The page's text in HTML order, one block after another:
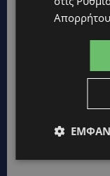
Ο Κυριάκος
Απορρήτου